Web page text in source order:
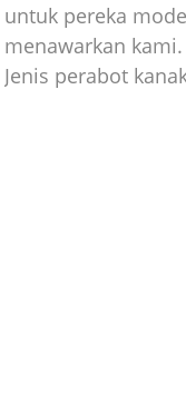
untuk pereka
menawarkan kami.
Jenis perabot